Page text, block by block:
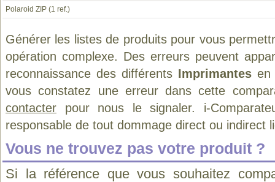
Polaroid ZIP (1 ref.)
Générer les listes de produits pour vous
opération complexe. Des erreurs peuvent
reconnaissance des différents Imprimantesen
vous constatez une erreur dans cette
contacter pour nous le signaler. i-
responsable de tout dommage direct ou indirect
Vous ne trouvez pas votre produit ?
Si la référence que vous souhaitez